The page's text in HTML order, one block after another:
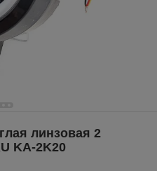
линзовая 2
KA-2K20